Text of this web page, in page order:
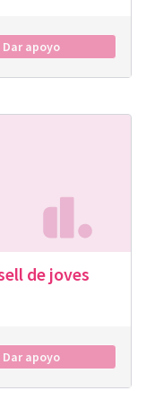
Dar apoyo
de joves
Dar apoyo